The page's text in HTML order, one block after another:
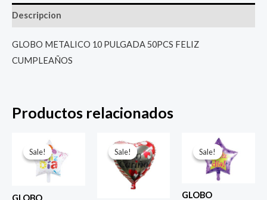
Descripcion
GLOBO METALICO 10 PULGADA 50PCS FELIZ
CUMPLEAÑOS
Productos relacionados
Sale!
Sale!
GLOBO
El
precio
original
era:
$ 4.000.
Sale!
Sale!precio
original
era:
$ 4.000.
Sale!
Sale!
GLOBO
El
precio
original
era: